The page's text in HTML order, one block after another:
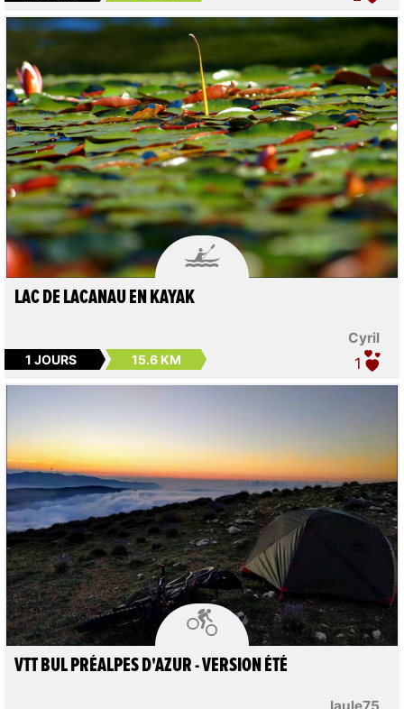

Cyril
LAC DE LACANAU EN KAYAK
1 JOURS 15.6 KM 1

VTT BUL PRÉALPES D'AZUR - VERSION ÉTÉ